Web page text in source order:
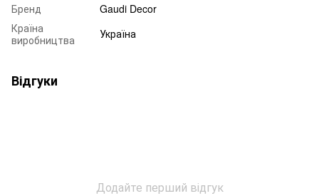
Бренд
Gaudi Decor
Країна
виробництва
Україна
Відгуки
Додайте перший відгук